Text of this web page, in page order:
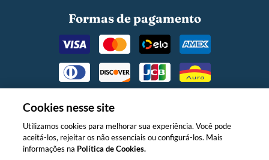
Formas de pagamento
O MINISTÉRIO DA SAÚDE INFORMA:
Cookies nesse site
Utilizamos cookies para melhorar sua experiência. Você pode
aceitá-los, rejeitar os não essenciais ou configurá-los. Mais
informações na Política de Cookies.